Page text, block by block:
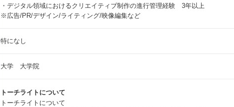
・デジタル領域におけるクリエイティブ制作の進行管理経験 3年以上
※広告/PR/デザイン/ライティング/映像編集など
特になし
大学 大学院
トーチライトについて
トーチライトについて